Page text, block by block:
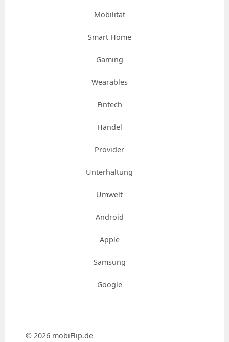
Mobilität
Smart Home
Gaming
Wearables
Fintech
Handel
Provider
Unterhaltung
Umwelt
Android
Apple
Samsung
Google
© 2026 mobiFlip.de